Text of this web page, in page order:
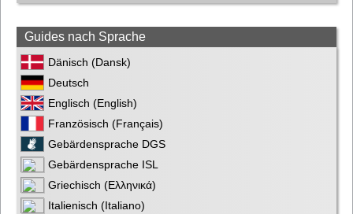
Guides nach Sprache
Dänisch (Dansk)
Deutsch
Englisch (English)
Französisch (Français)
Gebärdensprache DGS
Gebärdensprache ISL
Griechisch (Ελληνικά)
Italienisch (Italiano)